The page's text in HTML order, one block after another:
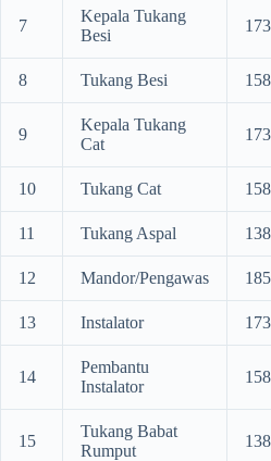
7
Kepala Tukang
Besi
8 Tukang Besi
9
Kepala Tukang
Cat
10 Tukang Cat
11 Tukang Aspal
12 Mandor/Pengawas
13 Instalator
14
Pembantu
Instalator
15
Tukang Babat
Rumput